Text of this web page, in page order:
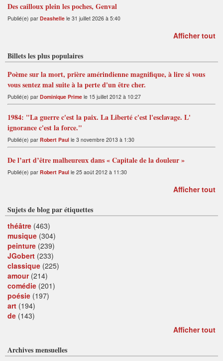
Des cailloux plein les poches, Genval
Publié(e) par Deashelle le 31 juillet 2026 à 5:40
Afficher tout
Billets les plus populaires
Poème sur la mort, prière amérindienne magnifique, à lire si vous
vous sentez mal suite à la perte d'un être cher.
Publié(e) par Dominique Prime le 15 juillet 2012 à 10:27
1984: "La guerre c'est la paix. La Liberté c'est l'esclavage. L'
ignorance c'est la force."
Publié(e) par Robert Paul le 3 novembre 2013 à 1:30
De l’art d’être malheureux dans « Capitale de la douleur »
Publié(e) par Robert Paul le 25 août 2012 à 11:30
Afficher tout
Sujets de blog par étiquettes
théâtre (463)
musique (304)
peinture (239)
JGobert (233)
classique (225)
amour(214)
comédie (201)
poésie (197)
art (194)
de (143)
Afficher tout
Archives mensuelles